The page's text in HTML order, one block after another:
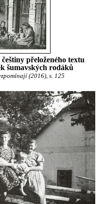
přeloženého textu
šumavských rodáků
(2016), s. 125